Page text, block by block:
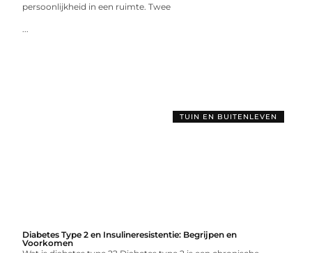
persoonlijkheid in een ruimte. Twee
...
TUIN EN BUITENLEVEN
Diabetes Type 2 en Insulineresistentie: Begrijpen en
Voorkomen